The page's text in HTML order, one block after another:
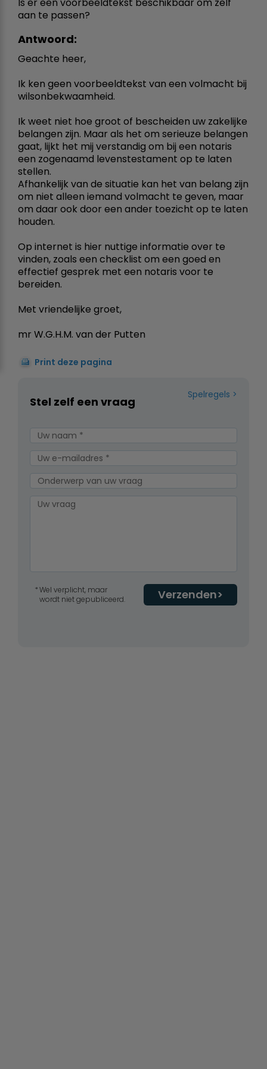
aan te passen?
Antwoord:
Geachte heer,
Ik ken geen voorbeeldtekst van een volmacht bij
wilsonbekwaamheid.
Ik weet niet hoe groot of bescheiden uw zakelijke
belangen zijn. Maar als het om serieuze belangen
gaat, lijkt het mij verstandig om bij een notaris
een zogenaamd levenstestament op te laten
stellen.
Afhankelijk van de situatie kan het van belang zijn
om niet alleen iemand volmacht te geven, maar
om daar ook door een ander toezicht op te laten
houden.
Op internet is hier nuttige informatie over te
vinden, zoals een checklist om een goed en
effectief gesprek met een notaris voor te
bereiden.
Met vriendelijke groet,
mr W.G.H.M. van der Putten
Print deze pagina
Spelregels
Stel zelf een vraag
Verzenden
Wel verplicht, maar
wordt niet gepubliceerd.